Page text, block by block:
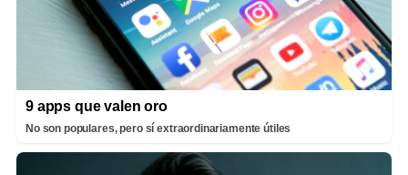
9 apps que valen oro
No son populares, pero sí extraordinariamente útiles